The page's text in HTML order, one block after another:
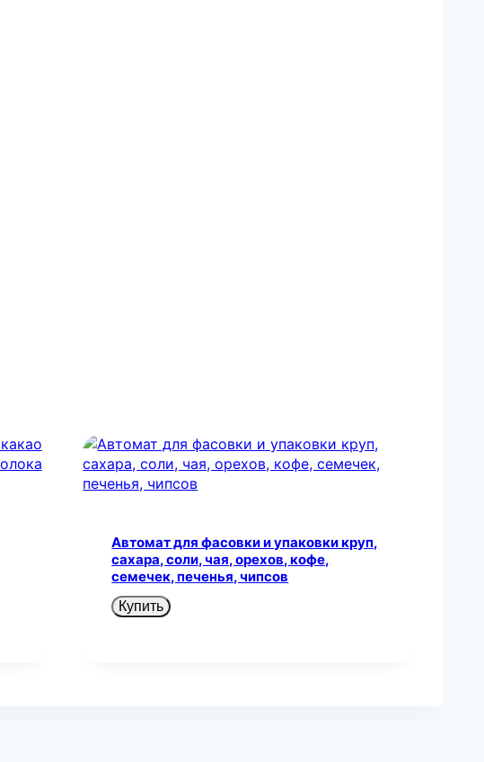
Автомат для фасовки и упаковки круп,
сахара, соли, чая, орехов, кофе,
семечек, печенья, чипсов
Купить